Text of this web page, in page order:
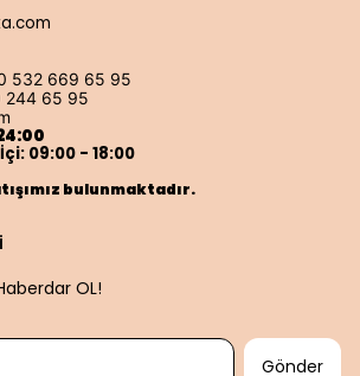
532 669 65 95
244 65 95
09:00 - 18:00
bulunmaktadır.
OL!
Gönder